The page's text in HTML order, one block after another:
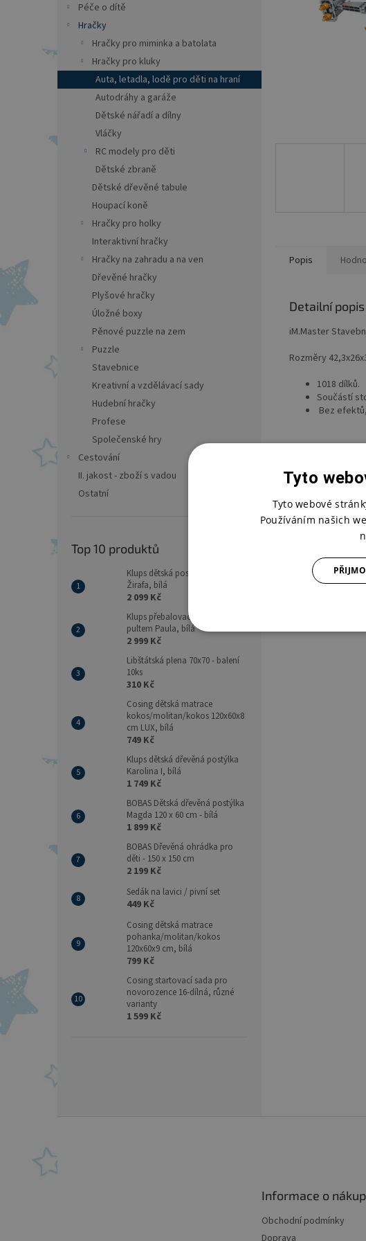
Péče o dítě
Hračky
Hračky pro miminka a batolata
Hračky pro kluky
Auta, letadla, lodě pro děti na hraní
Autodráhy a garáže
Dětské nářadí a dílny
Vláčky
RC modely pro děti
Dětské zbraně
Dětské dřevěné tabule
Houpací koně
Hračky pro holky
Interaktivní hračky
Hračky na zahradu a na ven
Dřevěné hračky
Plyšové hračky
Úložné boxy
Pěnové puzzle na zem
Puzzle
Stavebnice
Kreativní a vzdělávací sady
Hudební hračky
Profese
Společenské hry
Cestování
II. jakost - zboží s vadou
Ostatní
Top 10 produktů
Klups dětská postýlka Safari
Žirafa, bílá
2 099 Kč
Klups přebalovací komoda s
pultem Paula, bílá
2 999 Kč
Libštátská plena 70x70 - balení
10ks
310 Kč
Cosing dětská matrace
kokos/molitan/kokos 120x60x8
cm LUX, bílá
749 Kč
Klups dětská dřevěná postýlka
Karolina I, bílá
1 749 Kč
BOBAS Dětská dřevěná postýlka
Magda 120 x 60 cm - bílá
1 899 Kč
BOBAS Dřevěná ohrádka pro
děti - 150 x 150 cm
2 199 Kč
Sedák na lavici / pivní set
449 Kč
Cosing dětská matrace
pohanka/molitan/kokos
120x60x9 cm, bílá
799 Kč
Cosing startovací sada pro
novorozence 16-dílná, různé
varianty
1 599 Kč
Popis
Detailní
iM.Master
Rozměry
1018 dílků.
Součástí
Bez
Informace o
Obchodní podmínky
Doprava
Tyto
Tyto webové
Používáním našich